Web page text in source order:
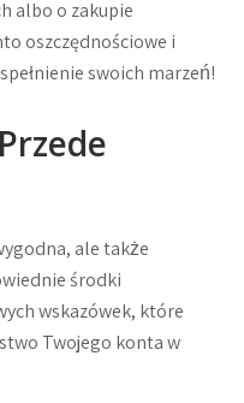
albo o zakupie
oszczędnościowe i
swoich marzeń!
ale także
środki
wskazówek, które
Twojego konta w